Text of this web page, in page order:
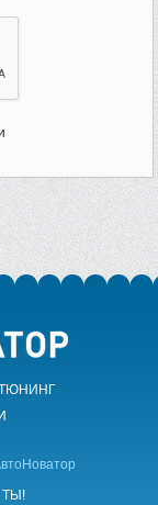
ТЫ!